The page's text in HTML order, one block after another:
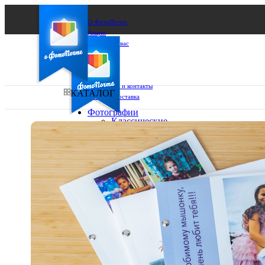
О ФотоПочте
Акции
Сделаем за вас
Бизнесу
FAQ
Франшиза
Поддержка и контакты
Оплата и доставка
Ваш город:
Ваш регион доставки
Выберите из списка:
КАТАЛОГ
Фотографии
Классические
фото
10х10
10х15
13х18
15х15
15х20
20х20
20х30